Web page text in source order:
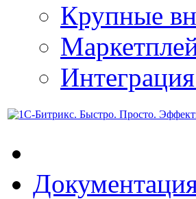
Крупные